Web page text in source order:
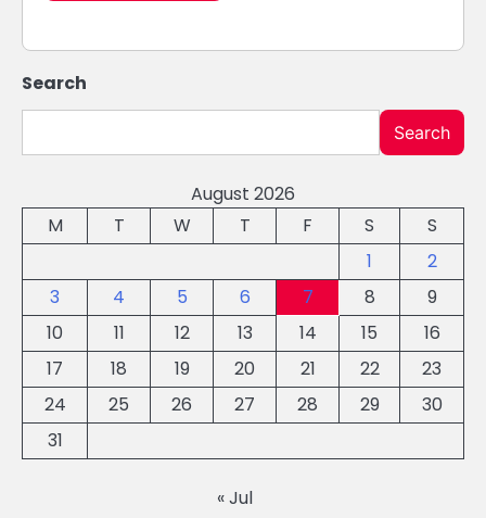
Search
Search
August 2026
M
T W T F S
S
1
2
3
4 5 6 7 8
9
10
11 12 13 14 15
16
17
18 19 20 21 22
23
24
25 26 27 28 29
30
31
« Jul